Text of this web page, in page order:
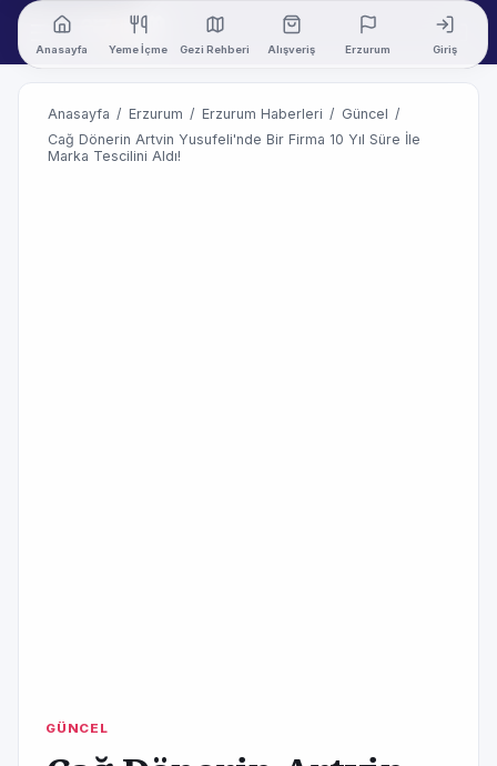
Anasayfa Yeme İçme Gezi Rehberi Alışveriş Erzurum Giriş
Anasayfa / Erzurum / Erzurum Haberleri / Güncel /
Cağ Dönerin Artvin Yusufeli'nde Bir Firma 10 Yıl Süre İle
Marka Tescilini Aldı!
GÜNCEL